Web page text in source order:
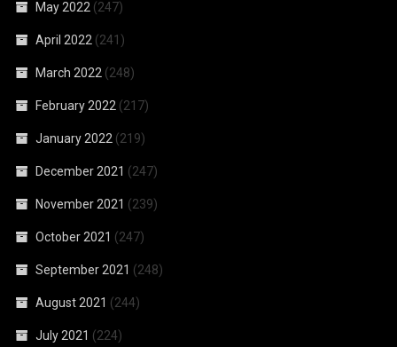
May 2022 (247)
April 2022 (241)
March 2022 (248)
February 2022 (217)
January 2022 (219)
December 2021 (247)
November 2021 (239)
October 2021 (247)
September 2021 (248)
August 2021 (244)
July 2021 (224)